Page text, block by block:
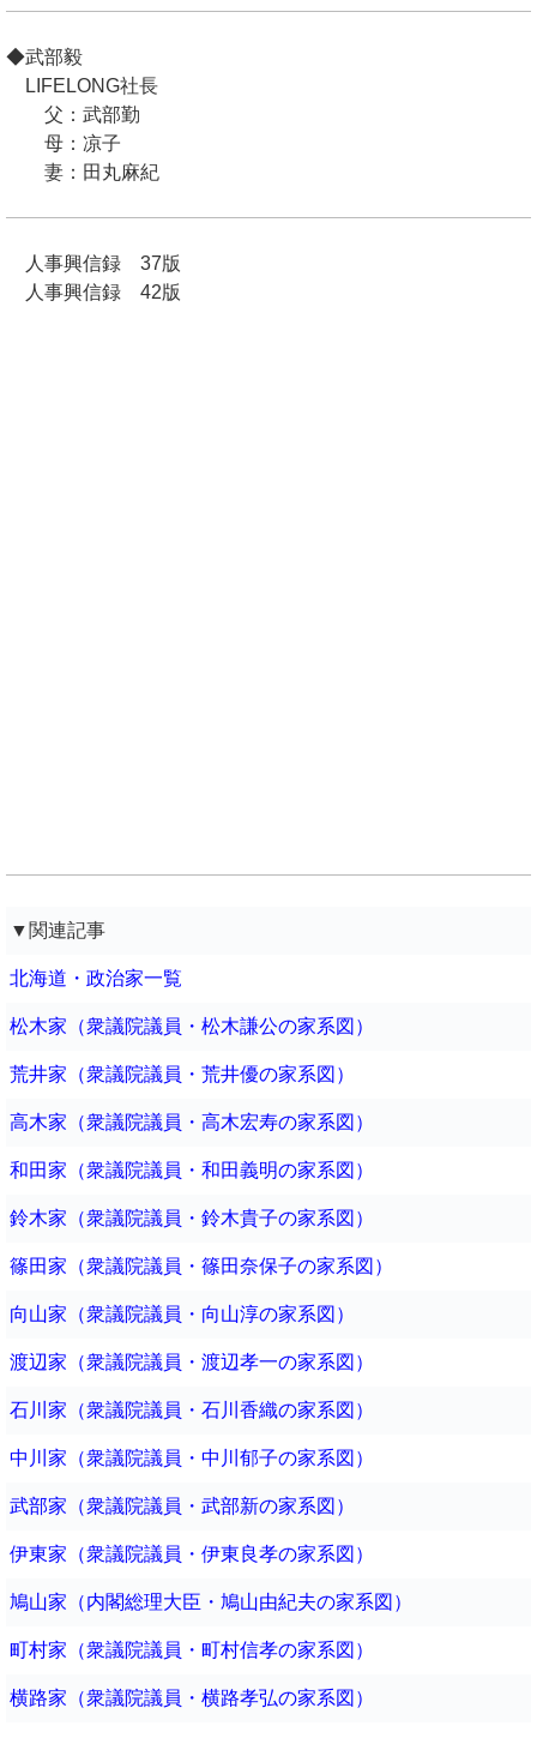
◆武部毅
LIFELONG社長
父：武部勤
母：凉子
妻：田丸麻紀
人事興信録 37版
人事興信録 42版
▼関連記事
北海道・政治家一覧
松木家（衆議院議員・松木謙公の家系図）
荒井家（衆議院議員・荒井優の家系図）
高木家（衆議院議員・高木宏寿の家系図）
和田家（衆議院議員・和田義明の家系図）
鈴木家（衆議院議員・鈴木貴子の家系図）
篠田家（衆議院議員・篠田奈保子の家系図）
向山家（衆議院議員・向山淳の家系図）
渡辺家（衆議院議員・渡辺孝一の家系図）
石川家（衆議院議員・石川香織の家系図）
中川家（衆議院議員・中川郁子の家系図）
武部家（衆議院議員・武部新の家系図）
伊東家（衆議院議員・伊東良孝の家系図）
鳩山家（内閣総理大臣・鳩山由紀夫の家系図）
町村家（衆議院議員・町村信孝の家系図）
横路家（衆議院議員・横路孝弘の家系図）